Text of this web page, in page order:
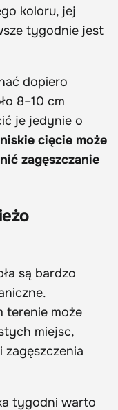
koloru, jej
tygodnie jest
dopiero
8–10 cm
je jedynie o
cięcie może
zagęszczanie
są bardzo
terenie może
miejsc,
tygodni warto